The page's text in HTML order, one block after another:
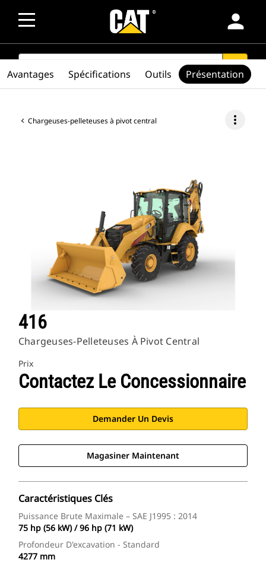
person
SEARCH search
Chargeuses-pelleteuses à pivot central more_vert
416
Chargeuses-Pelleteuses À Pivot Central
Prix
Contactez Le Concessionnaire
Demander Un Devis
Magasiner Maintenant
Caractéristiques Clés
Puissance Brute Maximale – SAE J1995 : 2014
75 hp (56 kW) / 96 hp (71 kW)
Profondeur D'excavation - Standard
4277 mm
Avantages Spécifications Outils Présentation